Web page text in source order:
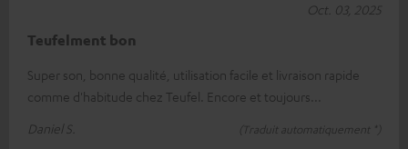
Teufelment bon
Super son, bonne qualité, utilisation facile et livraison rapide
comme d'habitude chez Teufel. Encore et toujours...
Daniel S.
(Traduit automatiquement *)
Oct. 03, 2025